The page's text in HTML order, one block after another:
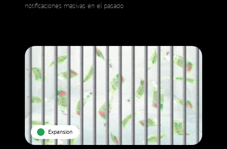
notificaciones masivas en el pasado
Expansion